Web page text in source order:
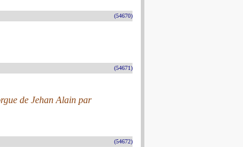
(54670)
(54671)
de Jehan Alain par
(54672)